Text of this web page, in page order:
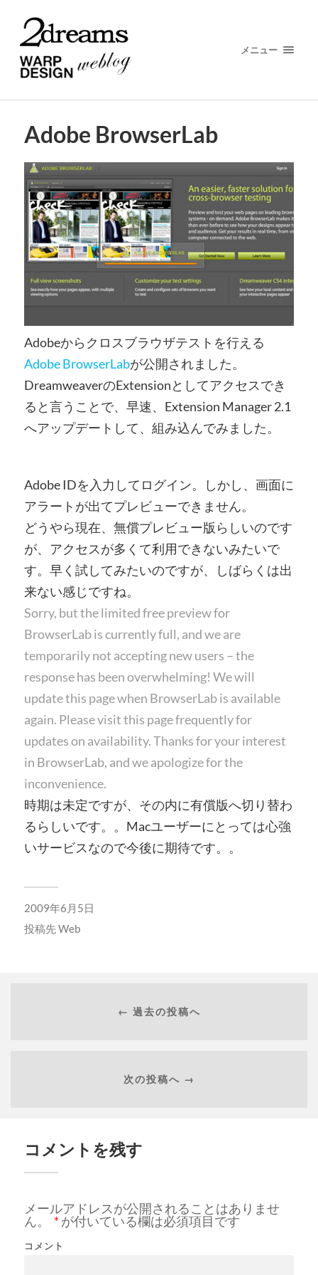
メニュー
Adobe BrowserLab
Adobeからクロスブラウザテストを行える
Adobe BrowserLabが公開されました。
DreamweaverのExtensionとしてアクセスでき
ると言うことで、早速、Extension Manager 2.1
へアップデートして、組み込んでみました。
Adobe IDを入力してログイン。しかし、画面に
アラートが出てプレビューできません。
どうやら現在、無償プレビュー版らしいのです
が、アクセスが多くて利用できないみたいで
す。早く試してみたいのですが、しばらくは出
来ない感じですね。
Sorry, but the limited free preview for
BrowserLab is currently full, and we are
temporarily not accepting new users – the
response has been overwhelming! We will
update this page when BrowserLab is available
again. Please visit this page frequently for
updates on availability. Thanks for your interest
in BrowserLab, and we apologize for the
inconvenience.
時期は未定ですが、その内に有償版へ切り替わ
るらしいです。。Macユーザーにとっては心強
いサービスなので今後に期待です。。
2009年6月5日
投稿先Web
← 過去の投稿へ
次の投稿へ →
コメントを残す
メールアドレスが公開されることはありませ
ん。
*が付いている欄は必須項目です
コメント